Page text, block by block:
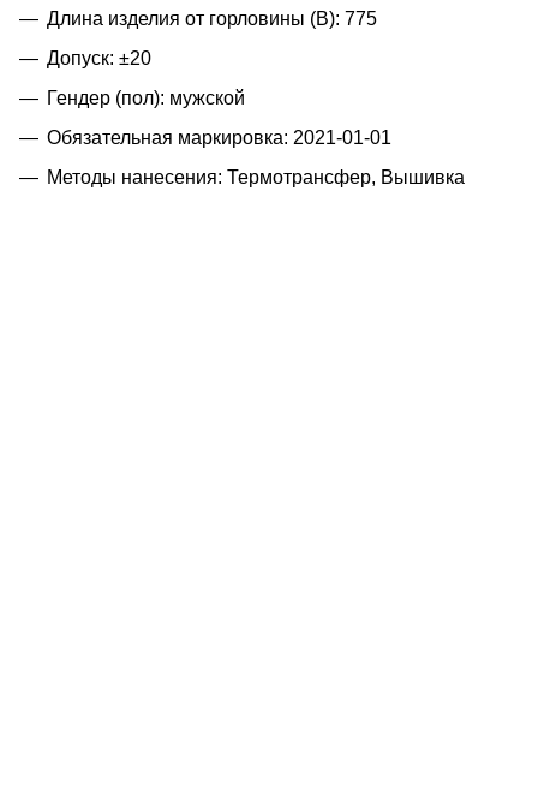
Длина изделия от горловины (B): 775
Допуск: ±20
Гендер (пол): мужской
Обязательная маркировка: 2021-01-01
Методы нанесения: Термотрансфер, Вышивка